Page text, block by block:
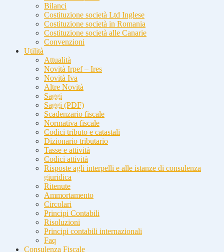
Bilanci
Costituzione società Ltd Inglese
Costituzione società in Romania
Costituzione società alle Canarie
Convenzioni
Utilità
Attualità
Novità Irpef – Ires
Novità Iva
Altre Novità
Saggi
Saggi (PDF)
Scadenzario fiscale
Normativa fiscale
Codici tributo e catastali
Dizionario tributario
Tasse e attività
Codici attività
Risposte agli interpelli e alle istanze di consulenza
giuridica
Ritenute
Ammortamento
Circolari
Principi Contabili
Risoluzioni
Principi contabili internazionali
Faq
Consulenza Fiscale